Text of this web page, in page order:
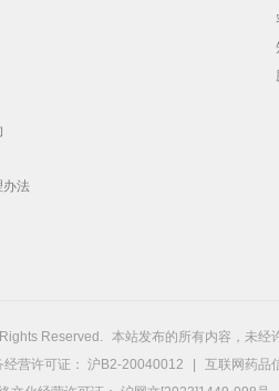
办法
Reserved. 本站发布的所有内容，未经
营许可证： 沪B2-20040012 互联网药品